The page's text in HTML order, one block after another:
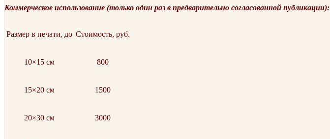
Коммерческое использование (только один раз в предварительно согласованной публикации):
Размер в печати, до Стоимость, руб.
10×15 см 800
15×20 см 1500
20×30 см 3000